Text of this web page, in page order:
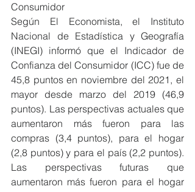
Consumidor
Según El Economista, el Instituto
Nacional de Estadística y Geografía
(INEGI) informó que el Indicador de
Confianza del Consumidor (ICC) fue de
45,8 puntos en noviembre del 2021, el
mayor desde marzo del 2019 (46,9
puntos). Las perspectivas actuales que
aumentaron más fueron para las
compras (3,4 puntos), para el hogar
(2,8 puntos) y para el país (2,2 puntos).
Las perspectivas futuras que
aumentaron más fueron para el hogar